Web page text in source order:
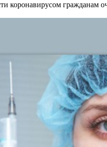
коронавирусом гражданам